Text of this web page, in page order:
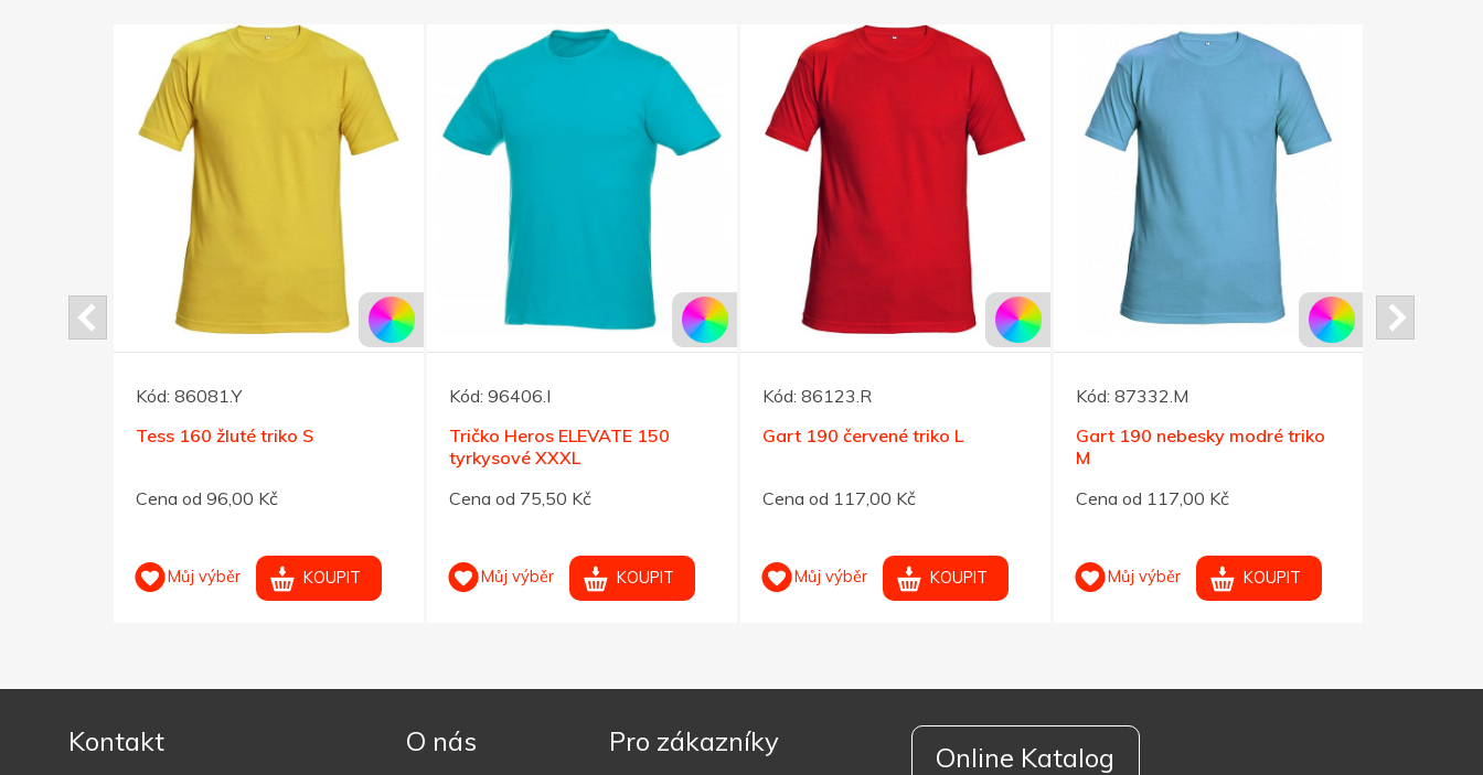
Kód: 86081.Y
Tess 160 žluté triko S
Cena od 96,00 Kč
Můj výběr KOUPIT
Kód: 96406.I
Tričko Heros ELEVATE 150
tyrkysové XXXL
Cena od 75,50 Kč
Můj výběr KOUPIT
Kód: 86123.R
Gart 190 červené triko L
Cena od 117,00 Kč
Můj výběr KOUPIT
Kód: 87332.M
Gart 190 nebesky modré triko
M
Cena od 117,00 Kč
Můj výběr KOUPIT
Kontakt O nás Pro zákazníky Online Katalog